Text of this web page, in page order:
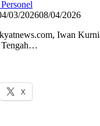
03/202608/04/2026
Iwan
Tengah…
X